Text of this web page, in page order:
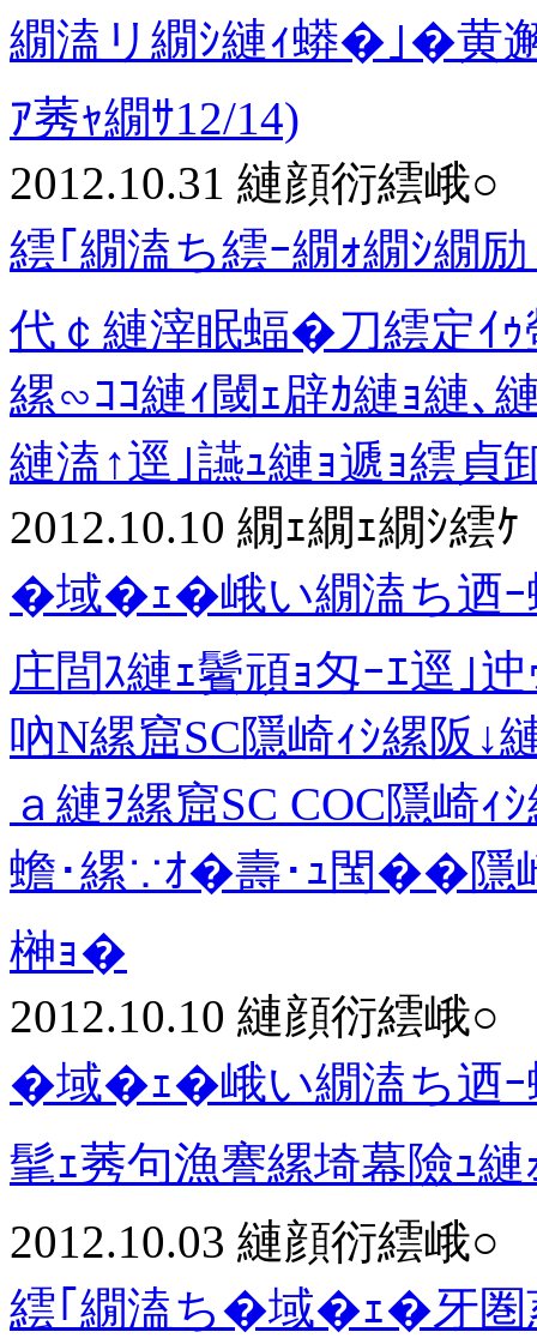
繝溘リ繝ｼ縺ｨ蟒�｣�黄
ｱ莠ｬ繝ｻ12/14)
2012.10.31 縺顔衍繧峨○
繧｢繝溘ち繧ｰ繝ｫ繝ｼ繝
代￠縺滓眠蝠�刀繧定ｲ
縲∽ｺｺ縺ｨ閾ｪ辟ｶ縺ｮ縺､
縺溘↑逕｣讌ｭ縺ｮ遞ｮ繧
2012.10.10 繝ｪ繝ｪ繝ｼ繧ｹ
�域�ｪ�峨い繝溘ち迺ｰ
庄閭ｽ縺ｪ鬢頑ｮ匁ｰｴ逕｣
吶Ν縲窟SC隱崎ｨｼ縲阪↓
ａ縺ｦ縲窟SC COC隱崎
蟾･縲∵ｵ�壽･ｭ閠��隱
榊ｮ�
2012.10.10 縺顔衍繧峨○
�域�ｪ�峨い繝溘ち迺ｰ
髦ｪ莠句漁謇縲埼幕險ｭ
2012.10.03 縺顔衍繧峨○
繧｢繝溘ち�域�ｪ�牙圏